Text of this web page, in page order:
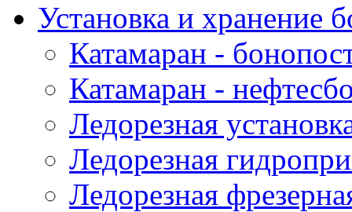
Установка и хранение
Катамаран -
Катамаран -
Ледорезная
Ледорезная
Ледорезная